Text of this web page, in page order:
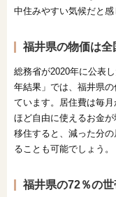
中住みやすい気候だと感
福井県の物価は
総務省が2020年に公表
年結果」 では、福井県
ています。居住費は毎
ほど自由に使えるお金
移住すると、減った分
ることも可能でしょう。
福井県の72％の